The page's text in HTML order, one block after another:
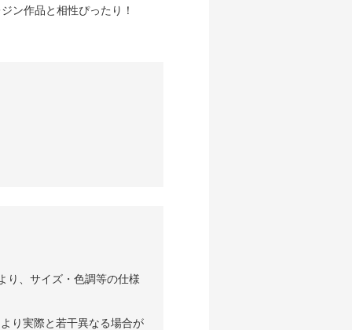
ン作品と相性ぴったり！
り、サイズ・色調等の仕様
り実際と若干異なる場合が